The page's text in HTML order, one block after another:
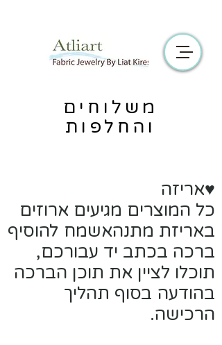
משלוחים
והחלפות
♥אריזה
כל המוצרים מגיעים ארוזים
באריזת מתנהאשמח להוסיף
ברכה בכתב יד עבורכם,
תוכלו לציין את תוכן הברכה
בהודעה בסוף תהליך
הרכישה.